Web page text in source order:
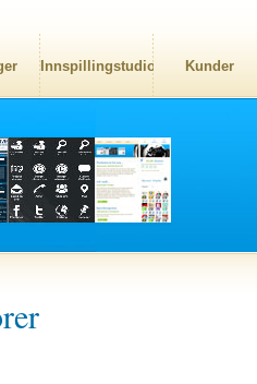
Innspillingstudio Kunder